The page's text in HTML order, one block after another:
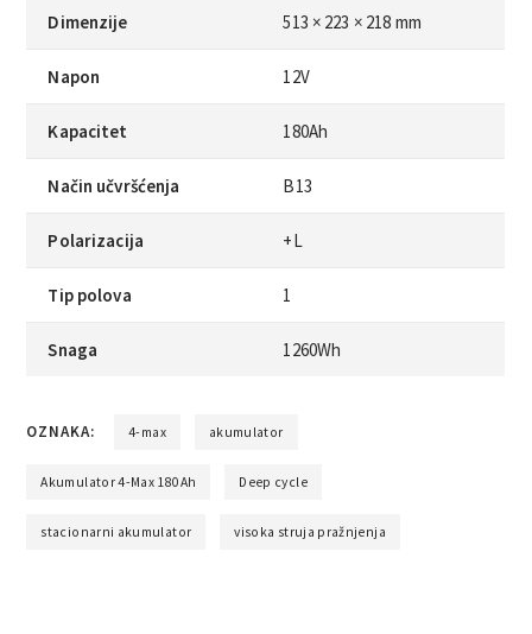
Dimenzije 513 × 223 × 218 mm
Napon 12V
Kapacitet 180Ah
Način učvršćenja B13
Polarizacija +L
Tip polova 1
Snaga 1260Wh
OZNAKA: 4-max akumulator
Akumulator 4-Max 180Ah Deep cycle
stacionarni akumulator visoka struja pražnjenja